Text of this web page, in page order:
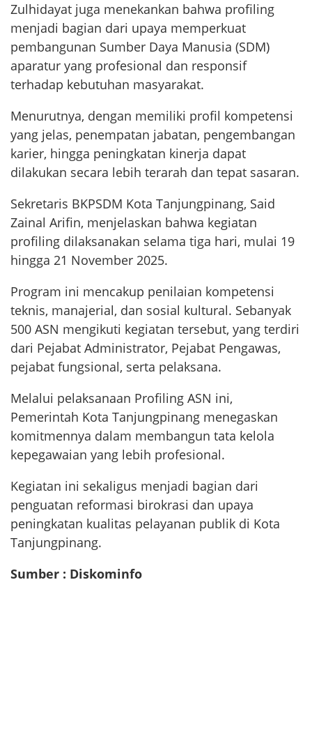
Zulhidayat juga menekankan bahwa profiling
menjadi bagian dari upaya memperkuat
pembangunan Sumber Daya Manusia (SDM)
aparatur yang profesional dan responsif
terhadap kebutuhan masyarakat.
Menurutnya, dengan memiliki profil kompetensi
yang jelas, penempatan jabatan, pengembangan
karier, hingga peningkatan kinerja dapat
dilakukan secara lebih terarah dan tepat sasaran.
Sekretaris BKPSDM Kota Tanjungpinang, Said
Zainal Arifin, menjelaskan bahwa kegiatan
profiling dilaksanakan selama tiga hari, mulai 19
hingga 21 November 2025.
Program ini mencakup penilaian kompetensi
teknis, manajerial, dan sosial kultural. Sebanyak
500 ASN mengikuti kegiatan tersebut, yang terdiri
dari Pejabat Administrator, Pejabat Pengawas,
pejabat fungsional, serta pelaksana.
Melalui pelaksanaan Profiling ASN ini,
Pemerintah Kota Tanjungpinang menegaskan
komitmennya dalam membangun tata kelola
kepegawaian yang lebih profesional.
Kegiatan ini sekaligus menjadi bagian dari
penguatan reformasi birokrasi dan upaya
peningkatan kualitas pelayanan publik di Kota
Tanjungpinang.
Sumber : Diskominfo